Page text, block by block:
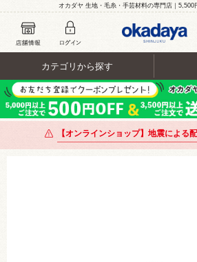
オカダヤ 生地・毛糸・手芸材料の専門店｜5,500
カテゴリから探す
【オンラインショップ】地震による